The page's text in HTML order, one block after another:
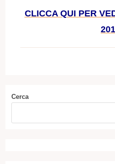
CLICCA QUI PER
Cerca